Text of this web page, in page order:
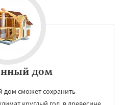
дом
дом сможет сохранить